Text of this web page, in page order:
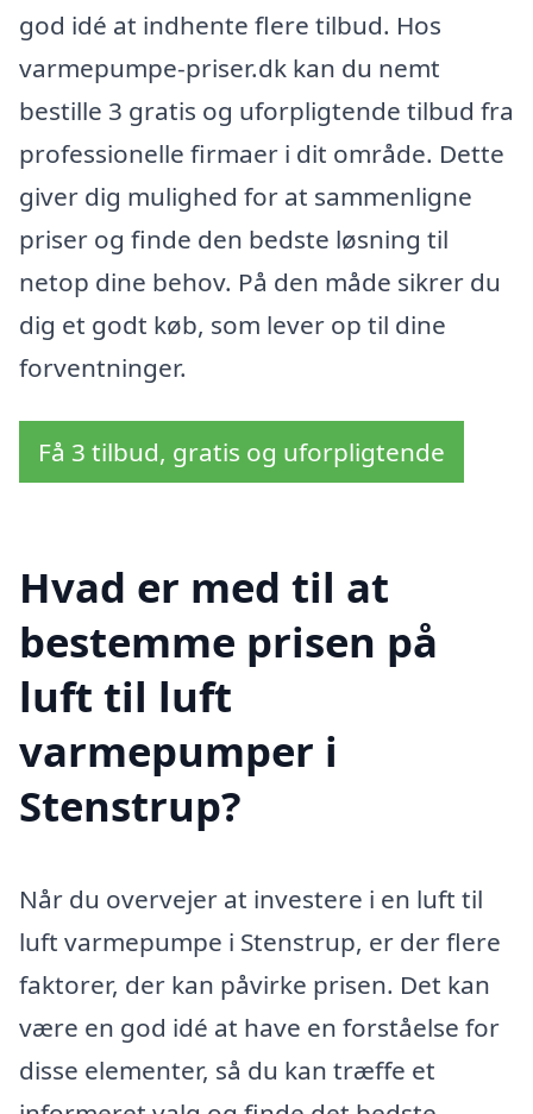
god idé at indhente flere tilbud. Hos
varmepumpe-priser.dk kan du nemt
bestille 3 gratis og uforpligtende tilbud fra
professionelle firmaer i dit område. Dette
giver dig mulighed for at sammenligne
priser og finde den bedste løsning til
netop dine behov. På den måde sikrer du
dig et godt køb, som lever op til dine
forventninger.
Få 3 tilbud, gratis og uforpligtende
Hvad er med til at
bestemme prisen på
luft til luft
varmepumper i
Stenstrup?
Når du overvejer at investere i en luft til
luft varmepumpe i Stenstrup, er der flere
faktorer, der kan påvirke prisen. Det kan
være en god idé at have en forståelse for
disse elementer, så du kan træffe et